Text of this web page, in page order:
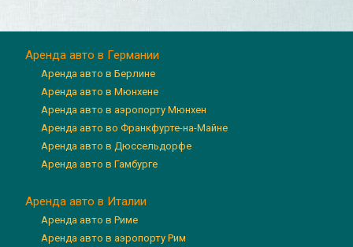
Аренда авто в Германии
Аренда авто в Берлине
Аренда авто в Мюнхене
Аренда авто в аэропорту Мюнхен
Аренда авто во Франкфурте-на-Майне
Аренда авто в Дюссельдорфе
Аренда авто в Гамбурге
Аренда авто в Италии
Аренда авто в Риме
Аренда авто в аэропорту Рим